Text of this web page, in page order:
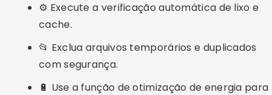
⚙️ Execute a verificação automática de lixo e
cache.
📂 Exclua arquivos temporários e duplicados
com segurança.
🔋 Use a função de otimização de energia para